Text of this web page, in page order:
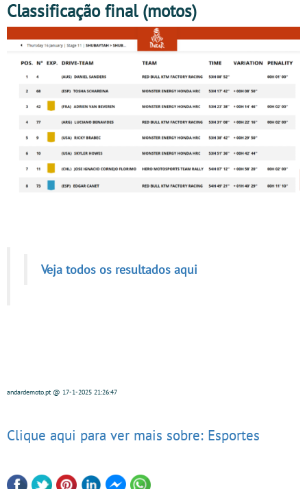
Classificação final (motos)
Veja todos os resultados aqui
andardemoto.pt@ 17-1-2025 21:26:47
Clique aqui para ver mais sobre: Esportes